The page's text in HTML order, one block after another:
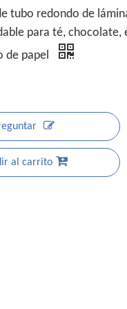
tubo redondo de
para té, chocolate,
de papel
al carrito